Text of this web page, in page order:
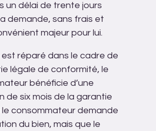
un délai de trente jours
demande, sans frais et
majeur pour lui.
est réparé dans le cadre de
légale de conformité, le
bénéficie d’une
de six mois de la garantie
le consommateur demande
du bien, mais que le